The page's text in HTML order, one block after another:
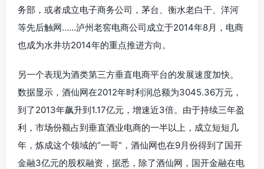
务部，或者成立电子商务公司，茅台、衡水老白干、洋河
等先后触网……泸州老窖电商公司成立于2014年8月，电商
也成为水井坊2014年的重点推进方向。
另一个表现为酒类第三方垂直电商平台的发展速度加快。
数据显示，酒仙网在2012年时利润总额为3045.36万元，
到了2013年飙升到1.17亿元，增速近3倍。由于持续三年盈
利，市场份额占到垂直酒业电商的一半以上，成立短短几
年，炼成这个领域的“一哥”，酒仙网也在9月份得到了国开
金融3亿元的股权融资，据悉，除了酒仙网，国开金融在电